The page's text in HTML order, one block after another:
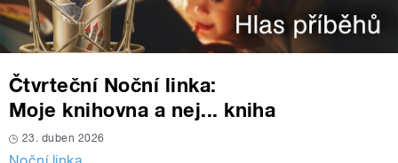
Čtvrteční Noční linka:
Moje knihovna a nej... kniha
23. duben 2026